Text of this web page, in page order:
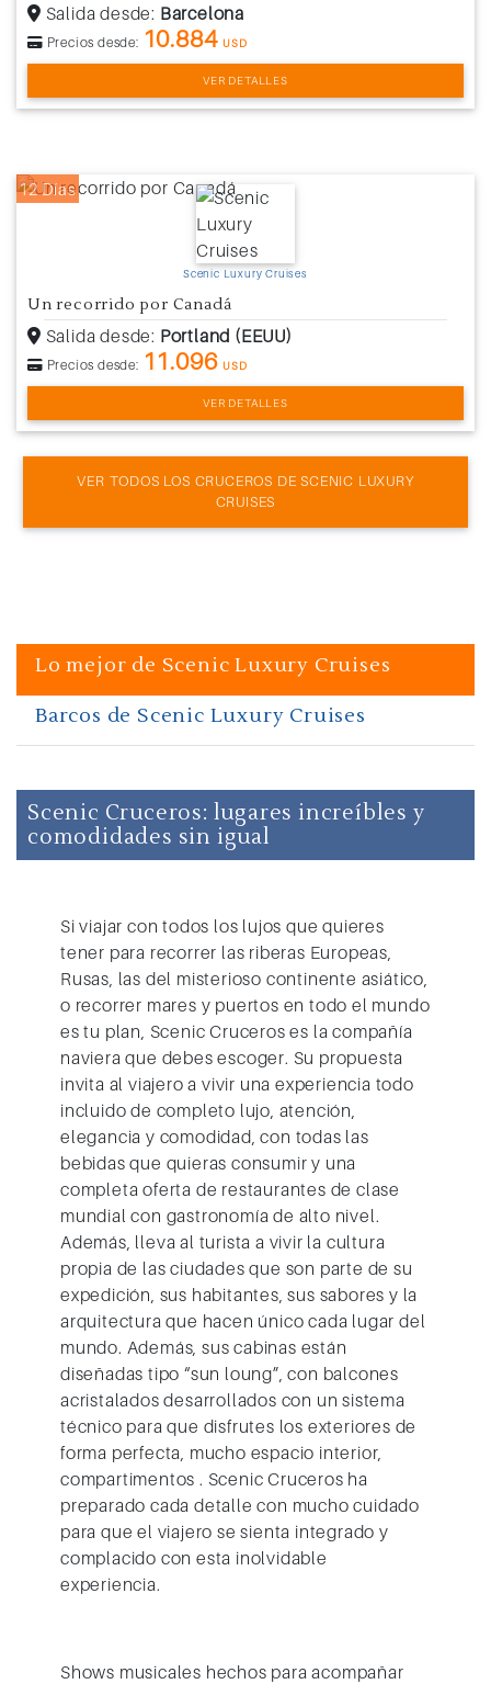
Salida desde: Barcelona
Precios desde: 10.884 USD
VER DETALLES
12 Días
Scenic Luxury Cruises
Un recorrido por Canadá
Salida desde: Portland (EEUU)
Precios desde: 11.096 USD
VER DETALLES
VER TODOS LOS CRUCEROS DE SCENIC LUXURY
CRUISES
Lo mejor de Scenic Luxury Cruises
Barcos de Scenic Luxury Cruises
Scenic Cruceros: lugares increíbles y
comodidades sin igual
Si viajar con todos los lujos que quieres
tener para recorrer las riberas Europeas,
Rusas, las del misterioso continente asiático,
o recorrer mares y puertos en todo el mundo
es tu plan, Scenic Cruceros es la compañía
naviera que debes escoger. Su propuesta
invita al viajero a vivir una experiencia todo
incluido de completo lujo, atención,
elegancia y comodidad, con todas las
bebidas que quieras consumir y una
completa oferta de restaurantes de clase
mundial con gastronomía de alto nivel.
Además, lleva al turista a vivir la cultura
propia de las ciudades que son parte de su
expedición, sus habitantes, sus sabores y la
arquitectura que hacen único cada lugar del
mundo. Además, sus cabinas están
diseñadas tipo “sun loung”, con balcones
acristalados desarrollados con un sistema
técnico para que disfrutes los exteriores de
forma perfecta, mucho espacio interior,
compartimentos . Scenic Cruceros ha
preparado cada detalle con mucho cuidado
para que el viajero se sienta integrado y
complacido con esta inolvidable
experiencia.
Shows musicales hechos para acompañar